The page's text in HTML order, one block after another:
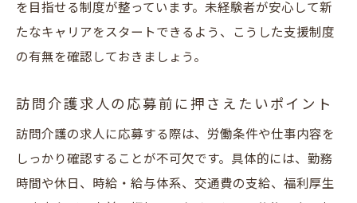
主婦やミドル世代にぴったりな訪問介護職
主婦が働きやすい訪問介護員求人の特徴
家事や子育てと両立できる訪問介護求人
安城市在住の主婦が選ぶ介護員の働き方
ミドル層歓迎の訪問介護員求人を探す
を目指せる制度が整っています。未経験者が安心して新
たなキャリアをスタートできるよう、こうした支援制度
の有無を確認しておきましょう。
訪問介護求人の応募前に押さえたいポイント
訪問介護の求人に応募する際は、労働条件や仕事内容を
しっかり確認することが不可欠です。具体的には、勤務
時間や休日、時給・給与体系、交通費の支給、福利厚生